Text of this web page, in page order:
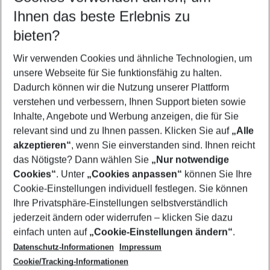
Reisezeitraum wählen
08.08.26– 06.08.27 5-8 Nächte
2 Erwachsene Keine Kinder
Mehr Filter anzeigen
Footer
Footer navigation
Über uns
AGB
Cookie-Einstellungen ändern
Cookie-Richtlinie
Datenschutz
Service & Hilfe
Barrierefreies Reisen
Check-in
Folgen Sie uns
Ihnen das beste Erlebnis zu
bieten?
Wir verwenden Cookies und ähnliche Technologien, um
unsere Webseite für Sie funktionsfähig zu halten.
Dadurch können wir die Nutzung unserer Plattform
verstehen und verbessern, Ihnen Support bieten sowie
Inhalte, Angebote und Werbung anzeigen, die für Sie
relevant sind und zu Ihnen passen. Klicken Sie auf „Alle
akzeptieren“, wenn Sie einverstanden sind. Ihnen reicht
das Nötigste? Dann wählen Sie „Nur notwendige
Cookies“. Unter „Cookies anpassen“ können Sie Ihre
Cookie-Einstellungen individuell festlegen. Sie können
Ihre Privatsphäre-Einstellungen selbstverständlich
jederzeit ändern oder widerrufen – klicken Sie dazu
einfach unten auf „Cookie-Einstellungen ändern“.
Datenschutz-Informationen
Impressum
Cookie/Tracking-Informationen